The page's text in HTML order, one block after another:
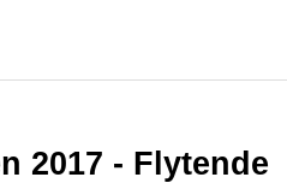
2017 - Flytende